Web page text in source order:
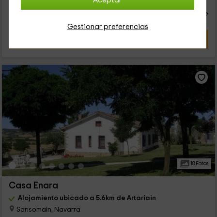
Gestionar preferencias
persona y noche
18 Fotos
Casa Enara
Alojamiento ubicado a 5.6km de Artariain
Sansomain, Navarra